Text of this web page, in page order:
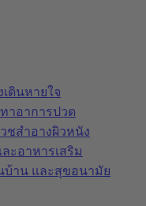
ดินหายใจ
าอาการปวด
ชสำอางผิวหนัง
ะอาหารเสริม
บ้าน และสุขอนามัย